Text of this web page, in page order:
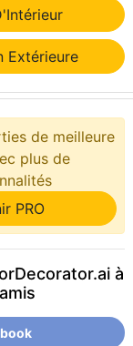
Extérieure
de meilleure
plus de
PRO
à